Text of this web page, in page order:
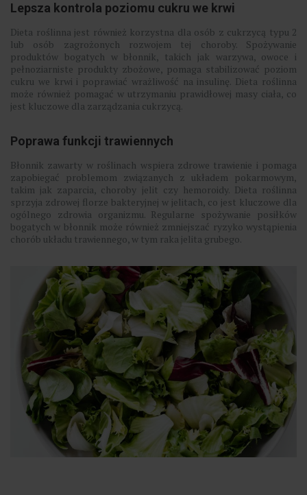
Lepsza kontrola poziomu cukru we krwi
Dieta roślinna jest również korzystna dla osób z cukrzycą typu 2
lub osób zagrożonych rozwojem tej choroby. Spożywanie
produktów bogatych w błonnik, takich jak warzywa, owoce i
pełnoziarniste produkty zbożowe, pomaga stabilizować poziom
cukru we krwi i poprawiać wrażliwość na insulinę. Dieta roślinna
może również pomagać w utrzymaniu prawidłowej masy ciała, co
jest kluczowe dla zarządzania cukrzycą.
Poprawa funkcji trawiennych
Błonnik zawarty w roślinach wspiera zdrowe trawienie i pomaga
zapobiegać problemom związanych z układem pokarmowym,
takim jak zaparcia, choroby jelit czy hemoroidy. Dieta roślinna
sprzyja zdrowej florze bakteryjnej w jelitach, co jest kluczowe dla
ogólnego zdrowia organizmu. Regularne spożywanie posiłków
bogatych w błonnik może również zmniejszać ryzyko wystąpienia
chorób układu trawiennego, w tym raka jelita grubego.